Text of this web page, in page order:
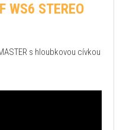
WS6 STEREO
s hloubkovou cívkou